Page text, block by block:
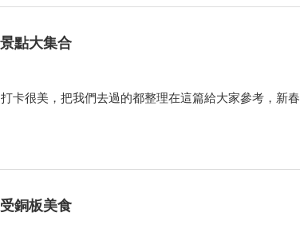
點大集合
卡很美，把我們去過的都整理在這篇給大家參考，新春
銅板美食